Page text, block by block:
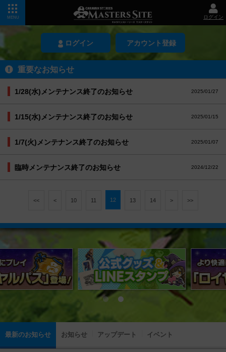
MENU ログイン
ログイン アカウント登録
重要なお知らせ
1/28(水)メンテナンス終了のお知らせ 2025/01/27
1/15(水)メンテナンス終了のお知らせ 2025/01/15
1/7(火)メンテナンス終了のお知らせ 2025/01/07
臨時メンテナンス終了のお知らせ 2024/12/22
<< < 10 11 12 13 14 > >>
最新のお知らせ お知らせ アップデート イベント